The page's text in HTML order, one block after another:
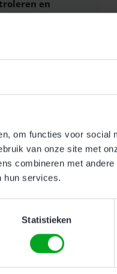
om functies voor social
van onze site met
combineren met
hun services.
Statistieken
en
zijn én
valt daarmee
werkt. Uw
en bekwaam bent